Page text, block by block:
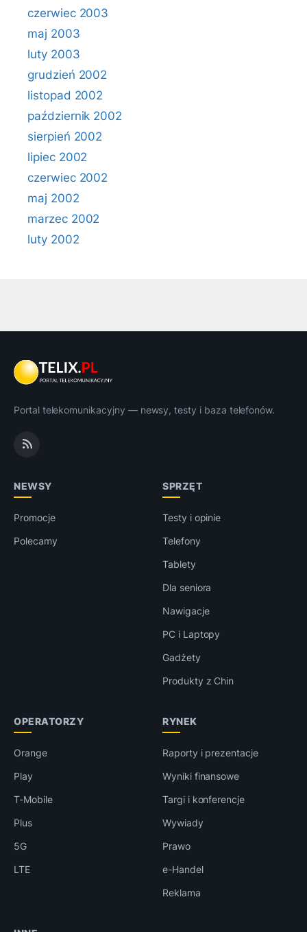
czerwiec 2003
maj 2003
luty 2003
grudzień 2002
listopad 2002
październik 2002
sierpień 2002
lipiec 2002
czerwiec 2002
maj 2002
marzec 2002
luty 2002
Portal telekomunikacyjny — newsy, testy i baza telefonów.
NEWSY
Promocje
Polecamy
SPRZĘT
Testy i opinie
Telefony
Tablety
Dla seniora
Nawigacje
PC i Laptopy
Gadżety
Produkty z Chin
OPERATORZY
Orange
Play
T-Mobile
Plus
5G
LTE
RYNEK
Raporty i prezentacje
Wyniki finansowe
Targi i konferencje
Wywiady
Prawo
e-Handel
Reklama